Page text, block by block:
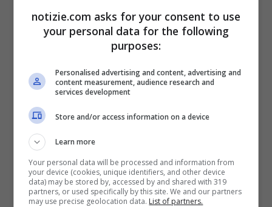
lavoro.
Donald Trump, foto fonte Ansa Notizie.com
notizie.com asks for your consent to use
your personal data for the following
purposes:
Personalised advertising and content, advertising and
content measurement, audience research and
services development
Store and/or access information on a device
Learn more
Your personal data will be processed and information from
your device (cookies, unique identifiers, and other device
data) may be stored by, accessed by and shared with 319
partners, or used specifically by this site. We and our partners
may use precise geolocation data. List of partners.